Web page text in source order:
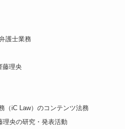
護士業務
藤理央
（iC Law）のコンテンツ法務
理央の研究・発表活動